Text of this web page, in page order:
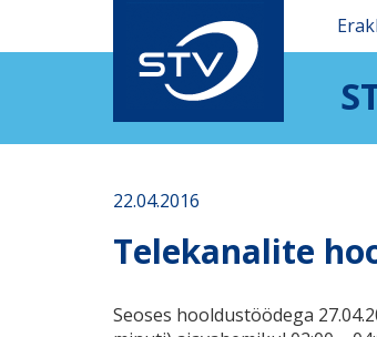
22.04.2016
Telekanalite
Seoses hooldustöödega